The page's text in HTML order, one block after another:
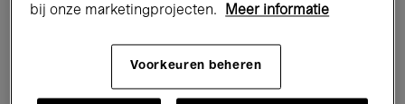
bij onze marketingprojecten.
Meer informatie
Voorkeuren beheren